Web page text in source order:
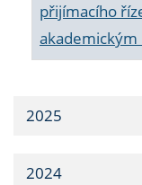
přijímacího
2025
2024